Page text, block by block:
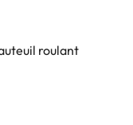
roulant